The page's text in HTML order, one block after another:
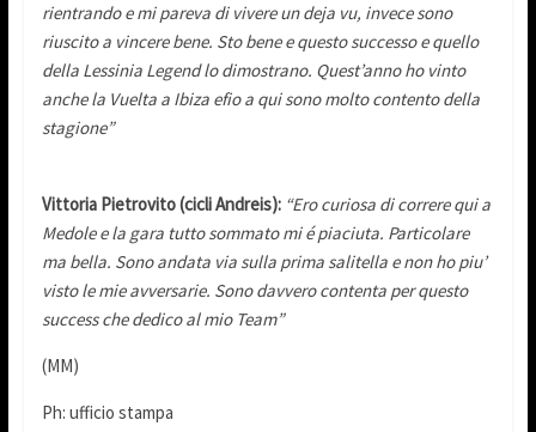
rientrando e mi pareva di vivere un deja vu, invece sono
riuscito a vincere bene. Sto bene e questo successo e quello
della Lessinia Legend lo dimostrano. Quest’anno ho vinto
anche la Vuelta a Ibiza efio a qui sono molto contento della
stagione”
Vittoria Pietrovito (cicli Andreis): “Ero curiosa di correre qui a
Medole e la gara tutto sommato mi é piaciuta. Particolare
ma bella. Sono andata via sulla prima salitella e non ho piu’
visto le mie avversarie. Sono davvero contenta per questo
success che dedico al mio Team”
(MM)
Ph: ufficio stampa